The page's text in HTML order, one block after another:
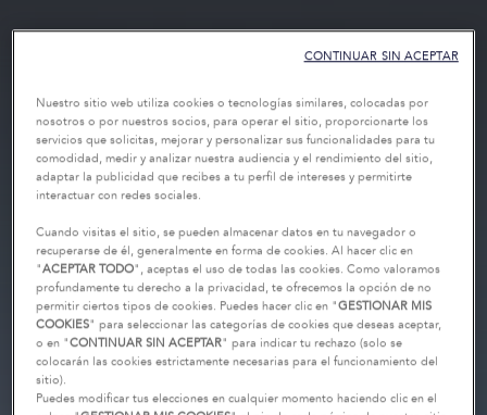
Nuestro sitio web utiliza cookies o tecnologías similares, colocadas por
nosotros o por nuestros socios, para operar el sitio, proporcionarte los
servicios que solicitas, mejorar y personalizar sus funcionalidades para tu
comodidad, medir y analizar nuestra audiencia y el rendimiento del sitio,
adaptar la publicidad que recibes a tu perfil de intereses y permitirte
interactuar con redes sociales.
Cuando visitas el sitio, se pueden almacenar datos en tu navegador o
recuperarse de él, generalmente en forma de cookies. Al hacer clic en
"ACEPTAR TODO", aceptas el uso de todas las cookies. Como valoramos
profundamente tu derecho a la privacidad, te ofrecemos la opción de no
permitir ciertos tipos de cookies. Puedes hacer clic en "GESTIONAR MIS
COOKIES" para seleccionar las categorías de cookies que deseas aceptar,
o en "CONTINUAR SIN ACEPTAR" para indicar tu rechazo (solo se
colocarán las cookies estrictamente necesarias para el funcionamiento del
sitio).
Puedes modificar tus elecciones en cualquier momento haciendo clic en el
CONTINUAR SIN ACEPTAR